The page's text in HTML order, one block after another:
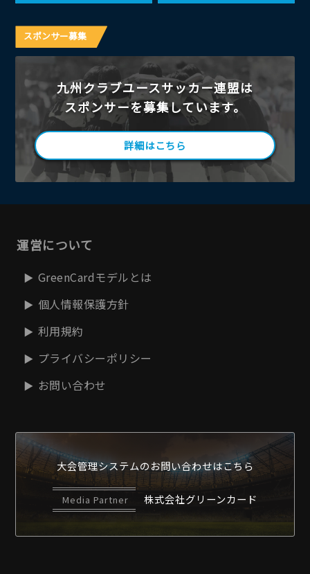
スポンサー募集
九州クラブユースサッカー連盟は
スポンサーを募集しています。
詳細はこちら
運営について
GreenCardモデルとは
個人情報保護方針
利用規約
プライバシーポリシー
お問い合わせ
大会管理システムのお問い合わせはこちら
Media Partner 株式会社グリーンカード